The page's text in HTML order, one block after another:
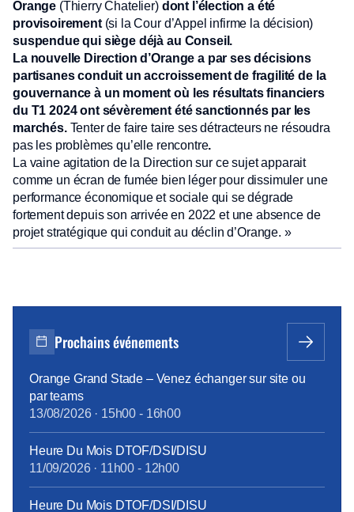
Orange (Thierry Chatelier)dont l’élection a été
provisoirement (si la Cour d’Appel infirme la décision)
suspendue qui siège déjà au Conseil.
La nouvelle Direction d’Orange a par ses décisions
partisanes conduit un accroissement de fragilité de la
gouvernance à un moment où les résultats financiers
du T1 2024 ont sévèrement été sanctionnés par les
marchés. Tenter de faire taire ses détracteurs ne résoudra
pas les problèmes qu’elle rencontre.
La vaine agitation de la Direction sur ce sujet apparait
comme un écran de fumée bien léger pour dissimuler une
performance économique et sociale qui se dégrade
fortement depuis son arrivée en 2022 et une absence de
projet stratégique qui conduit au déclin d’Orange. »
Prochains événements
Orange Grand Stade – Venez échanger sur site ou
par teams
13/08/2026· 15h00 - 16h00
Heure Du Mois DTOF/DSI/DISU
11/09/2026· 11h00 - 12h00
Heure Du Mois DTOF/DSI/DISU